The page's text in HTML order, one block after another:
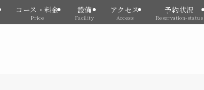
コース・料金
Price
設備
Facility
アクセス
Access
予約状況
Reservation-status